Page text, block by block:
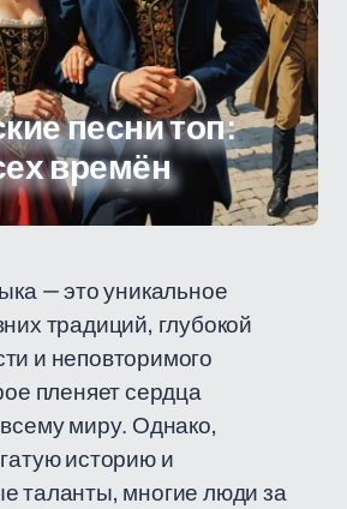
песни топ:
времён
— это уникальное
традиций, глубокой
и неповторимого
пленяет сердца
миру. Однако,
историю и
таланты, многие люди за